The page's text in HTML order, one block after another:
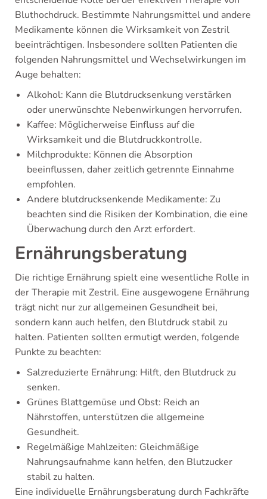
Bluthochdruck. Bestimmte Nahrungsmittel und andere
Medikamente können die Wirksamkeit von Zestril
beeinträchtigen. Insbesondere sollten Patienten die
folgenden Nahrungsmittel und Wechselwirkungen im
Auge behalten:
Alkohol: Kann die Blutdrucksenkung verstärken
oder unerwünschte Nebenwirkungen hervorrufen.
Kaffee: Möglicherweise Einfluss auf die
Wirksamkeit und die Blutdruckkontrolle.
Milchprodukte: Können die Absorption
beeinflussen, daher zeitlich getrennte Einnahme
empfohlen.
Andere blutdrucksenkende Medikamente: Zu
beachten sind die Risiken der Kombination, die eine
Überwachung durch den Arzt erfordert.
Ernährungsberatung
Die richtige Ernährung spielt eine wesentliche Rolle in
der Therapie mit Zestril. Eine ausgewogene Ernährung
trägt nicht nur zur allgemeinen Gesundheit bei,
sondern kann auch helfen, den Blutdruck stabil zu
halten. Patienten sollten ermutigt werden, folgende
Punkte zu beachten:
Salzreduzierte Ernährung: Hilft, den Blutdruck zu
senken.
Grünes Blattgemüse und Obst: Reich an
Nährstoffen, unterstützen die allgemeine
Gesundheit.
Regelmäßige Mahlzeiten: Gleichmäßige
Nahrungsaufnahme kann helfen, den Blutzucker
stabil zu halten.
Eine individuelle Ernährungsberatung durch Fachkräfte